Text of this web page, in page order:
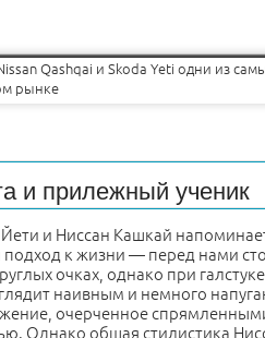
Qashqai и Skoda Yeti одни из
рынке
и прилежный ученик
и Ниссан Кашкай
к жизни — перед нами
очках, однако при
наивным и немного
очерченное
Однако общая стилистика